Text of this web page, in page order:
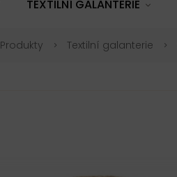
TEXTILNÍ GALANTERIE
Produkty Textilní galanterie